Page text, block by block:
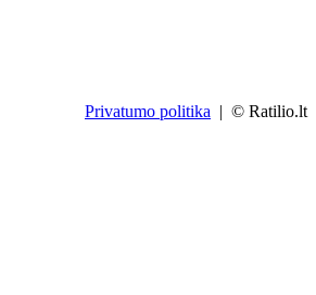
Privatumo politika | © Ratilio.lt